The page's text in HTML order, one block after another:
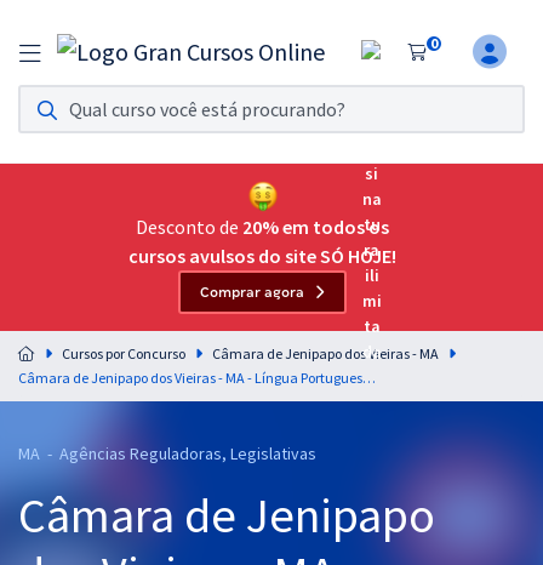
0
Assinatura Ilimitada 11
Acesso a todos os cursos. Teste grátis por 7 dias!
Assinatura OAB Até Passar
Acesso ilimitado a toda preparação para o Exame da
Residências Multiprofissionais
Preparação completa e intensiva para as principais
residências em saúde do Brasil
Cursos 20% OFF
Desconto de 20% em todos os
cursos avulsos do site SÓ HOJE!
Comprar agora
Cursos por Concurso
Câmara de Jenipapo dos Vieiras - MA
Câmara de Jenipapo dos Vieiras - MA - Língua Portuguesa para os Cargos de Nível Médio com o Professor Lucas Lemos
MA - Agências Reguladoras, Legislativas
Câmara de Jenipapo